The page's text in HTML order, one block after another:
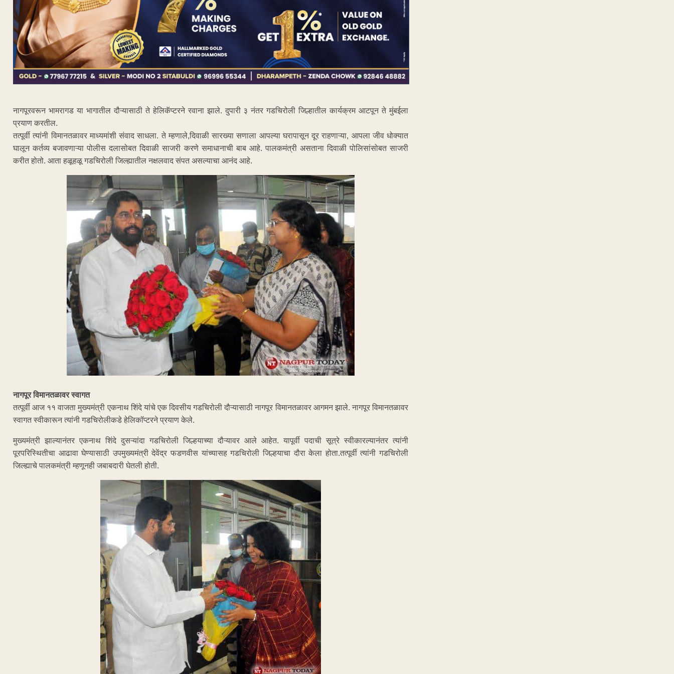
नागपूरवरून भामरागड या भागातील दौऱ्यासाठी ते हेलिकॅप्टरने रवाना झाले. दुपारी ३ नंतर गडचिरोली जिल्हातील कार्यक्रम आटपून ते मुंबईला
प्रयाण करतील.
तत्पूर्वी त्यांनी विमानतळावर माध्यमांशी संवाद साधला. ते म्हणाले,दिवाळी सारख्या सणाला आपल्या घरापासून दूर राहणाऱ्या, आपला जीव धोक्यात
घालून कर्तव्य बजावणाऱ्या पोलीस दलासोबत दिवाळी साजरी करणे समाधानाची बाब आहे. पालकमंत्री असताना दिवाळी पोलिसांसोबत साजरी
करीत होतो. आता हळूहळू गडचिरोली जिल्ह्यातील नक्षलवाद संपत असल्याचा आनंद आहे.
नागपूर विमानतळावर स्वागत
तत्पूर्वी आज ११ वाजता मुख्यमंत्री एकनाथ शिंदे यांचे एक दिवसीय गडचिरोली दौऱ्यासाठी नागपूर विमानतळावर आगमन झाले. नागपूर विमानतळावर
स्वागत स्वीकारून त्यांनी गडचिरोलीकडे हेलिकॉप्टरने प्रयाण केले.
मुख्यमंत्री झाल्यानंतर एकनाथ शिंदे दुसऱ्यांदा गडचिरोली जिल्हयाच्या दौऱ्यावर आले आहेत. यापूर्वी पदाची सूत्रे स्वीकारल्यानंतर त्यांनी
पूरपरिस्थितीचा आढावा घेण्यासाठी उपमुख्यमंत्री देवेंद्र फडणवीस यांच्यासह गडचिरोली जिल्हयाचा दौरा केला होता.तत्पूर्वी त्यांनी गडचिरोली
जिल्ह्याचे पालकमंत्री म्हणूनही जबाबदारी घेतली होती.